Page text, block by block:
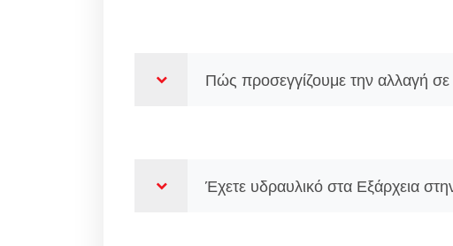
Πώς προσεγγίζουμε την αλλαγή
Έχετε υδραυλικό στα Εξάρχεια